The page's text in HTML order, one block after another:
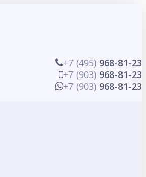
+7 (495) 968-81-23
+7 (903) 968-81-23
+7 (903) 968-81-23